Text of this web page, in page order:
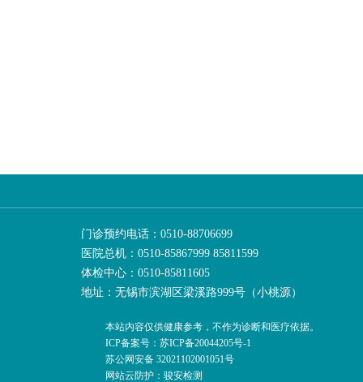
门诊预约电话：0510-88706699
医院总机：0510-85867999 85811599
体检中心：0510-85811605
地址：无锡市滨湖区梁溪路999号（小桃源）
本站内容仅供健康参考，不作为诊断和医疗依据。
ICP备案号：苏ICP备20044205号-1
苏公网安备 32021102001051号
网站云防护：骏安检测